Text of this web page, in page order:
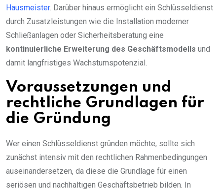
Hausmeister. Darüber hinaus ermöglicht ein Schlüsseldienst
durch Zusatzleistungen wie die Installation moderner
Schließanlagen oder Sicherheitsberatung eine
kontinuierliche Erweiterung des Geschäftsmodells und
damit langfristiges Wachstumspotenzial.
Voraussetzungen und
rechtliche Grundlagen für
die Gründung
Wer einen Schlüsseldienst gründen möchte, sollte sich
zunächst intensiv mit den rechtlichen Rahmenbedingungen
auseinandersetzen, da diese die Grundlage für einen
seriösen und nachhaltigen Geschäftsbetrieb bilden. In